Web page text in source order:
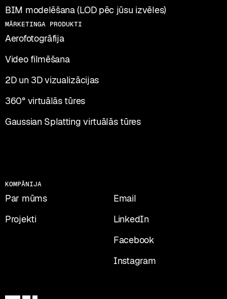
BIM modelēšana (LOD pēc jūsu izvēles)
MĀRKETINGA PRODUKTI
Aerofotogrāfija
Video filmēšana
2D un 3D vizualizācijas
360° virtuālās tūres
Gaussian Splatting virtuālās tūres
KOMPĀNIJA
Par mūms
Projekti
Email
LinkedIn
Facebook
Instagram